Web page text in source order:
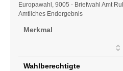
Ergebnistabelle
Europawahl, 9005 - Briefwahl Amt
Amtliches Endergebnis
Merkmal
Wahlberechtigte